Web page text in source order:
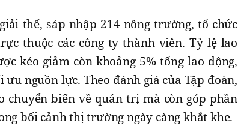
thể, sáp nhập 214 nông trường, tổ chức
thuộc các công ty thành viên. Tỷ lệ lao
kéo giảm còn khoảng 5% tổng lao động,
ưu nguồn lực. Theo đánh giá của Tập đoàn,
biến về quản trị mà còn góp phần
bối cảnh thị trường ngày càng khắt khe.